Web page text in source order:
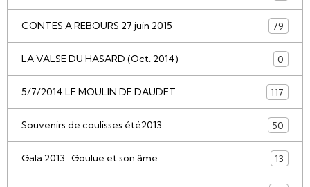
CONTES A REBOURS 27 juin 2015 79
LA VALSE DU HASARD (Oct. 2014) 0
5/7/2014 LE MOULIN DE DAUDET 117
Souvenirs de coulisses été2013 50
Gala 2013 : Goulue et son âme 13